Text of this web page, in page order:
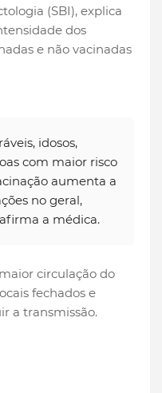
(SBI), explica
dos
e não vacinadas
idosos,
com maior risco
aumenta a
no geral,
a médica.
circulação do
fechados e
a transmissão.